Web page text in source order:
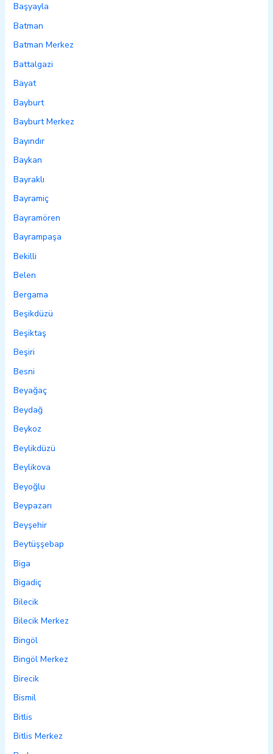
Başyayla
Batman
Batman Merkez
Battalgazi
Bayat
Bayburt
Bayburt Merkez
Bayındır
Baykan
Bayraklı
Bayramiç
Bayramören
Bayrampaşa
Bekilli
Belen
Bergama
Beşikdüzü
Beşiktaş
Beşiri
Besni
Beyağaç
Beydağ
Beykoz
Beylikdüzü
Beylikova
Beyoğlu
Beypazarı
Beyşehir
Beytüşşebap
Biga
Bigadiç
Bilecik
Bilecik Merkez
Bingöl
Bingöl Merkez
Birecik
Bismil
Bitlis
Bitlis Merkez